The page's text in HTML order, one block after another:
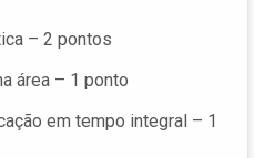
– 2 pontos
área – 1 ponto
em tempo integral – 1